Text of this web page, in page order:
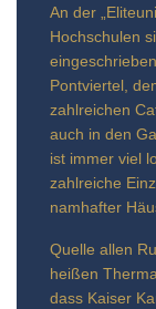
An der
Hochschulen
Pontviertel,
zahlreichen
auch in den
ist immer viel
zahlreiche
namhafter
Quelle allen
heißen
dass Kaiser